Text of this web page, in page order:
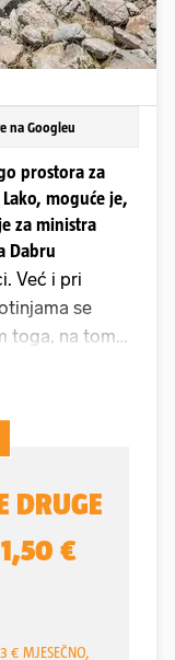
na Googleu
prostora za
moguće je,
za ministra
Dabru
Već i pri
se
toga, na tom
posumnjati na